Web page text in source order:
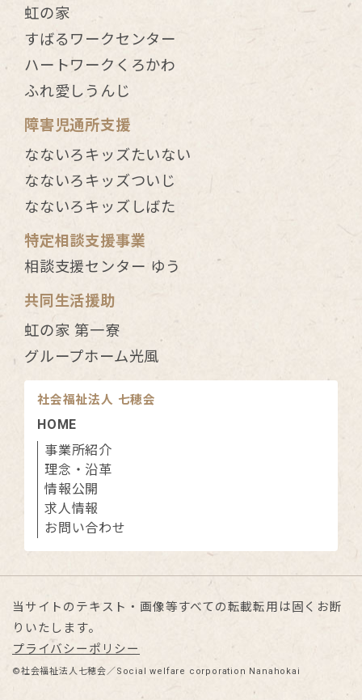
虹の家
すばるワークセンター
ハートワークくろかわ
ふれ愛しうんじ
障害児通所支援
なないろキッズたいない
なないろキッズついじ
なないろキッズしばた
特定相談支援事業
相談支援センター ゆう
共同生活援助
虹の家 第一寮
グループホーム光風
社会福祉法人 七穂会
HOME
事業所紹介
理念・沿革
情報公開
求人情報
お問い合わせ
当サイトのテキスト・画像等すべての転載転用は固くお断
りいたします。
プライバシーポリシー
©社会福祉法人七穂会／Social welfare corporation Nanahokai